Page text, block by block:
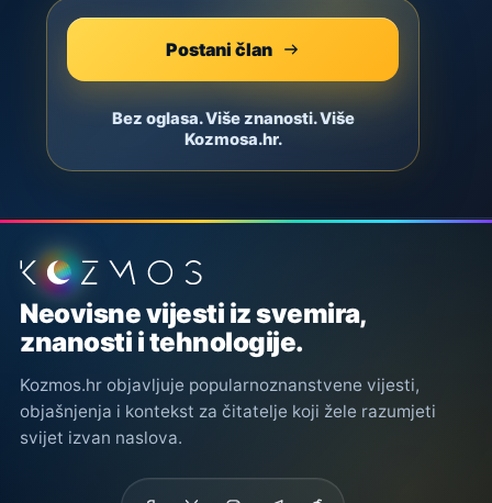
Postani član
Bez oglasa. Više znanosti. Više
Kozmosa.hr.
Podnožje stranice
Neovisne vijesti iz svemira,
znanosti i tehnologije.
Kozmos.hr objavljuje popularnoznanstvene vijesti,
objašnjenja i kontekst za čitatelje koji žele razumjeti
svijet izvan naslova.